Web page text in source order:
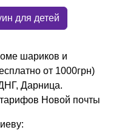
для детей
шариков и
от 1000грн)
Дарница.
Новой почты